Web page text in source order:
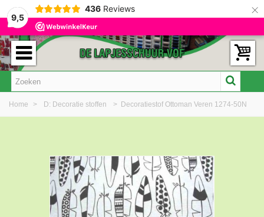
9,5
436 Reviews ×
Home > D: Decoratie stoffen > Decoratiestof Ottoman Veren 1274-50N